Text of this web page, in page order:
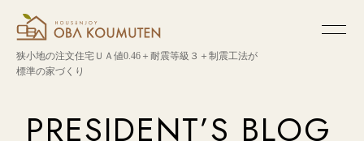
狭小地の注文住宅ＵＡ値0.46＋耐震等級３＋制震工法が
標準の家づくり
PRESIDENT’S BLOG